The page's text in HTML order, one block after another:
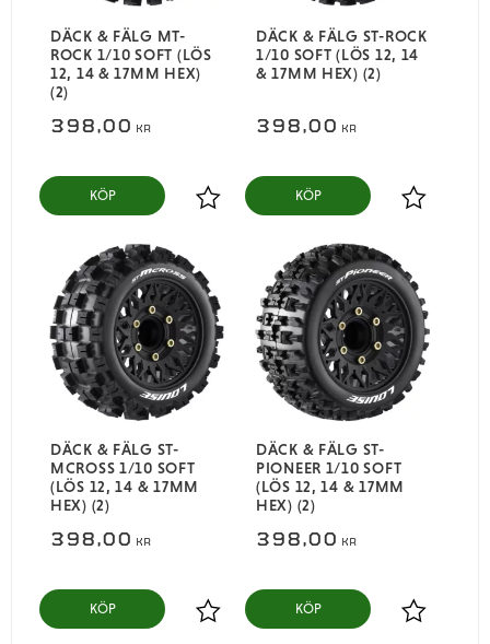
DÄCK & FÄLG MT-
ROCK 1/10 SOFT (LÖS
12, 14 & 17MM HEX)
(2)
398,00 KR
Lägg till i favoriter
KÖP
DÄCK & FÄLG ST-ROCK
1/10 SOFT (LÖS 12, 14
& 17MM HEX) (2)
398,00 KR
Lägg till i
KÖP
DÄCK & FÄLG ST-
MCROSS 1/10 SOFT
(LÖS 12, 14 & 17MM
HEX) (2)
398,00 KR
Lägg till i favoriter
KÖP
DÄCK & FÄLG ST-
PIONEER 1/10 SOFT
(LÖS 12, 14 & 17MM
HEX) (2)
398,00 KR
Lägg till i
KÖP